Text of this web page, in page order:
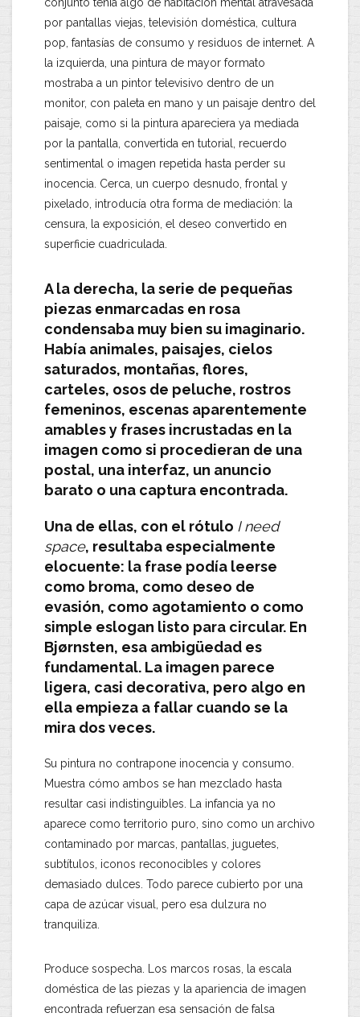
por pantallas viejas, televisión doméstica, cultura
pop, fantasías de consumo y residuos de internet. A
la izquierda, una pintura de mayor formato
mostraba a un pintor televisivo dentro de un
monitor, con paleta en mano y un paisaje dentro del
paisaje, como si la pintura apareciera ya mediada
por la pantalla, convertida en tutorial, recuerdo
sentimental o imagen repetida hasta perder su
inocencia. Cerca, un cuerpo desnudo, frontal y
pixelado, introducía otra forma de mediación: la
censura, la exposición, el deseo convertido en
superficie cuadriculada.
A la derecha, la serie de pequeñas
piezas enmarcadas en rosa
condensaba muy bien su imaginario.
Había animales, paisajes, cielos
saturados, montañas, flores,
carteles, osos de peluche, rostros
femeninos, escenas aparentemente
amables y frases incrustadas en la
imagen como si procedieran de una
postal, una interfaz, un anuncio
barato o una captura encontrada.
Una de ellas, con el rótulo I need
space, resultaba especialmente
elocuente: la frase podía leerse
como broma, como deseo de
evasión, como agotamiento o como
simple eslogan listo para circular. En
Bjørnsten, esa ambigüedad es
fundamental. La imagen parece
ligera, casi decorativa, pero algo en
ella empieza a fallar cuando se la
mira dos veces.
Su pintura no contrapone inocencia y consumo.
Muestra cómo ambos se han mezclado hasta
resultar casi indistinguibles. La infancia ya no
aparece como territorio puro, sino como un archivo
contaminado por marcas, pantallas, juguetes,
subtítulos, iconos reconocibles y colores
demasiado dulces. Todo parece cubierto por una
capa de azúcar visual, pero esa dulzura no
tranquiliza.
Produce sospecha. Los marcos rosas, la escala
doméstica de las piezas y la apariencia de imagen
encontrada refuerzan esa sensación de falsa